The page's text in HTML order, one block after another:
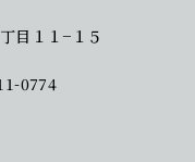
目１１−１５
0774